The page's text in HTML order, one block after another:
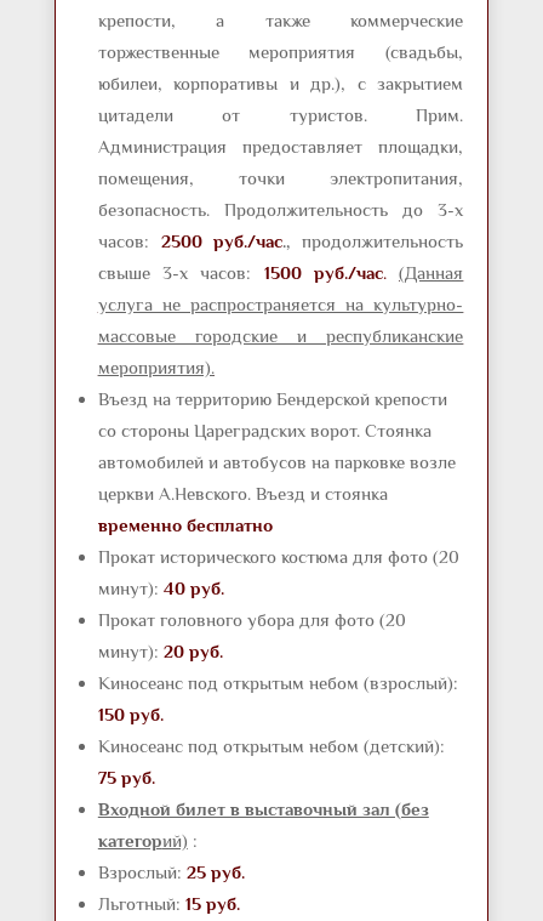
крепости, а также коммерческие
торжественные мероприятия (свадьбы,
юбилеи, корпоративы и др.), с закрытием
цитадели от туристов. Прим.
Администрация предоставляет площадки,
помещения, точки электропитания,
безопасность. Продолжительность до 3-х
часов: 2500 руб./час., продолжительность
свыше 3-х часов: 1500 руб./час.
(Данная
услуга не распространяется на культурно-
массовые городские и республиканские
мероприятия).
Въезд на территорию Бендерской крепости
со стороны Цареградских ворот. Стоянка
автомобилей и автобусов на парковке возле
церкви А.Невского. Въезд и стоянка
временно бесплатно
Прокат исторического костюма для фото (20
минут): 40 руб.
Прокат головного убора для фото (20
минут): 20 руб.
Киносеанс под открытым небом (взрослый):
150 руб.00 руб
Киносеанс под открытым небом (детский):
75 руб.
Входной билет в выставочный зал (без
категорий) :
Взрослый: 25 руб.
Льготный: 15 руб.